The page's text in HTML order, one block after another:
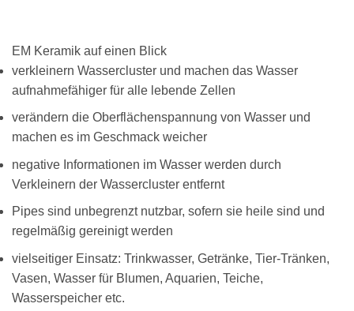
EM Keramik auf einen Blick
verkleinern Wassercluster und machen das Wasser
aufnahmefähiger für alle lebende Zellen
verändern die Oberflächenspannung von Wasser und
machen es im Geschmack weicher
negative Informationen im Wasser werden durch
Verkleinern der Wassercluster entfernt
Pipes sind unbegrenzt nutzbar, sofern sie heile sind und
regelmäßig gereinigt werden
vielseitiger Einsatz: Trinkwasser, Getränke, Tier-Tränken,
Vasen, Wasser für Blumen, Aquarien, Teiche,
Wasserspeicher etc.